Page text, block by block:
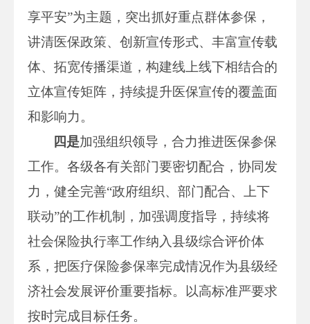
享平安”为主题，突出抓好重点群体参保，
讲清医保政策、创新宣传形式、丰富宣传载
体、拓宽传播渠道，构建线上线下相结合的
立体宣传矩阵，持续提升医保宣传的覆盖面
和影响力。
四是加强组织领导，合力推进医保参保
工作。各级各有关部门要密切配合，协同发
力，健全完善“政府组织、部门配合、上下
联动”的工作机制，加强调度指导，持续将
社会保险执行率工作纳入县级综合评价体
系，把医疗保险参保率完成情况作为县级经
济社会发展评价重要指标。以高标准严要求
按时完成目标任务。